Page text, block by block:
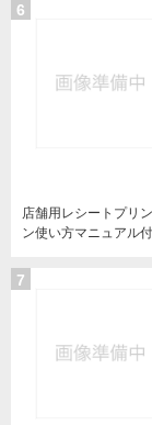
6
店舗用レシートプリ
ン使い方マニュアル
7